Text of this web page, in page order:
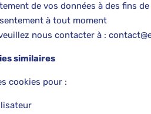
de vos données à des fins
à tout moment
nous contacter à :
similaires
cookies pour :